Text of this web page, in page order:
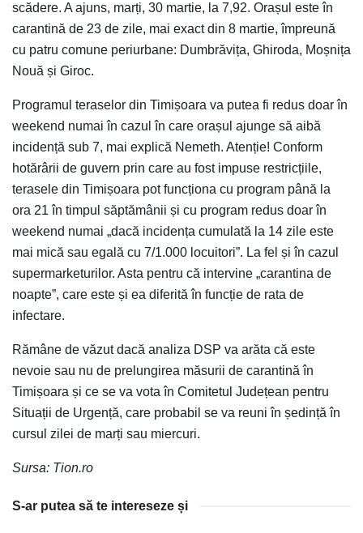
scădere. A ajuns, marți, 30 martie, la 7,92. Orașul este în
carantină de 23 de zile, mai exact din 8 martie, împreună
cu patru comune periurbane: Dumbrăvița, Ghiroda, Moșnița
Nouă și Giroc.
Programul teraselor din Timișoara va putea fi redus doar în
weekend numai în cazul în care orașul ajunge să aibă
incidență sub 7, mai explică Nemeth. Atenție! Conform
hotărârii de guvern prin care au fost impuse restricțiile,
terasele din Timișoara pot funcționa cu program până la
ora 21 în timpul săptămânii și cu program redus doar în
weekend numai „dacă incidența cumulată la 14 zile este
mai mică sau egală cu 7/1.000 locuitori”. La fel și în cazul
supermarketurilor. Asta pentru că intervine „carantina de
noapte”, care este și ea diferită în funcție de rata de
infectare.
Rămâne de văzut dacă analiza DSP va arăta că este
nevoie sau nu de prelungirea măsurii de carantină în
Timișoara și ce se va vota în Comitetul Județean pentru
Situații de Urgență, care probabil se va reuni în ședință în
cursul zilei de marți sau miercuri.
Sursa: Tion.ro
S-ar putea să te intereseze și